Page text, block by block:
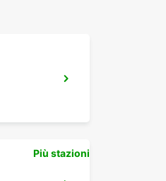
Più stazioni